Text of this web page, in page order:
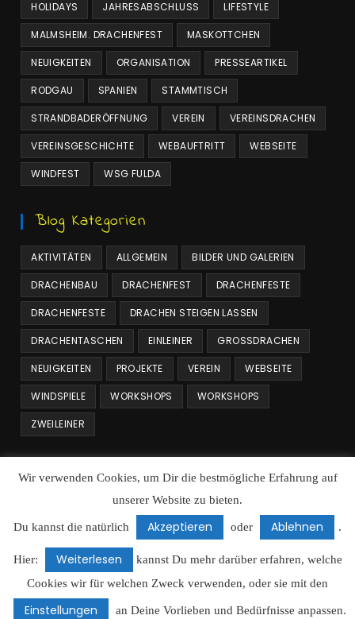
HOLIDAYS JAHRESABSCHLUSS LIFESTYLE
MALMSHEIM. DRACHENFEST MASKOTTCHEN
NEUIGKEITEN ORGANISATION PRESSEARTIKEL
RODGAU SPANIEN STAMMTISCH
STRANDBADERÖFFNUNG VEREIN VEREINSDRACHEN
VEREINSGESCHICHTE WEBAUFTRITT WEBSEITE
WINDFEST WSG FULDA
Blog Kategorien
AKTIVITÄTEN ALLGEMEIN BILDER UND GALERIEN
DRACHENBAU DRACHENFEST DRACHENFESTE
DRACHENFESTE DRACHEN STEIGEN LASSEN
DRACHENTASCHEN EINLEINER GROSSDRACHEN
NEUIGKEITEN PROJEKTE VEREIN WEBSEITE
WINDSPIELE WORKSHOPS WORKSHOPS
ZWEILEINER
Beitrags Archiv
Archiv
Datenschutz
Cookie Richtlinie
Datenschutz: Social Media Buttons
Unsere alte Homepage
Wir verwenden Cookies, um Dir die bestmögliche Erfahrung auf
unserer Website zu bieten.
Du kannst die natürlich Akzeptieren oder Ablehnen .
Hier: Weiterlesen
kannst Du mehr darüber erfahren, welche
Cookies wir für welchen Zweck verwenden, oder sie mit den
Einstellungen an Deine Vorlieben und Bedürfnisse anpassen.